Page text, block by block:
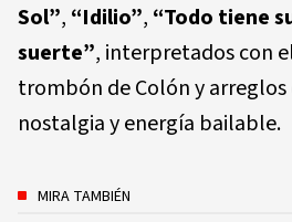
Sol”, “Idilio”, “Todo tiene
suerte”, interpretados con
trombón de Colón y
nostalgia y energía bailable.
MIRA TAMBIÉN